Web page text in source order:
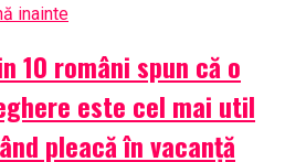
inainte
10 români spun că o
este cel mai util
pleacă în vacanță